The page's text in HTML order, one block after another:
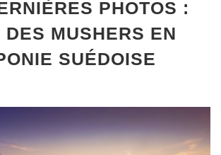
PHOTOS :
DES MUSHERS EN
SUÉDOISE